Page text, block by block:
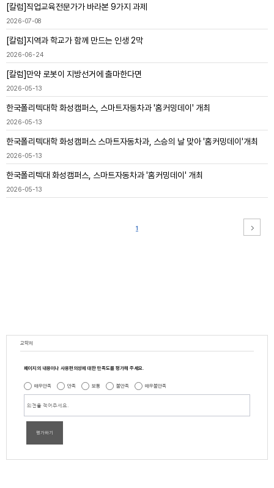
[칼럼]직업교육전문가가 바라본 9가지 과제
2026-07-08
[칼럼]지역과 학교가 함께 만드는 인생 2막
2026-06-24
[칼럼]만약 로봇이 지방선거에 출마한다면
2026-05-13
한국폴리텍대학 화성캠퍼스, 스마트자동차과 '홈커밍데이' 개최
2026-05-13
한국폴리텍대학 화성캠퍼스 스마트자동차과, 스승의 날 맞아 '홈커밍데이'개최
2026-05-13
한국폴리텍대 화성캠퍼스, 스마트자동차과 '홈커밍데이' 개최
2026-05-13
1
교학처
페이지의 내용이나 사용편의성에 대한 만족도를 평가해 주세요.
매우만족 만족 보통 불만족 매우불만족
평가하기